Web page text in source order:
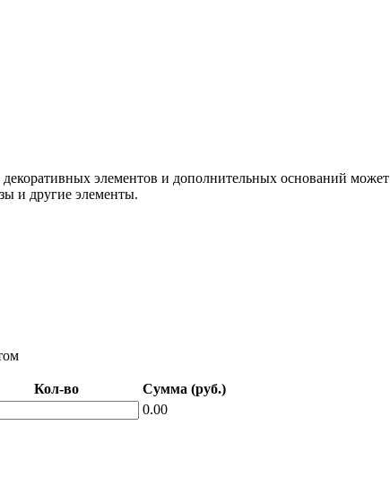
элементов и дополнительных оснований
и другие элементы.
Кол-во
Сумма (руб.)
0.00